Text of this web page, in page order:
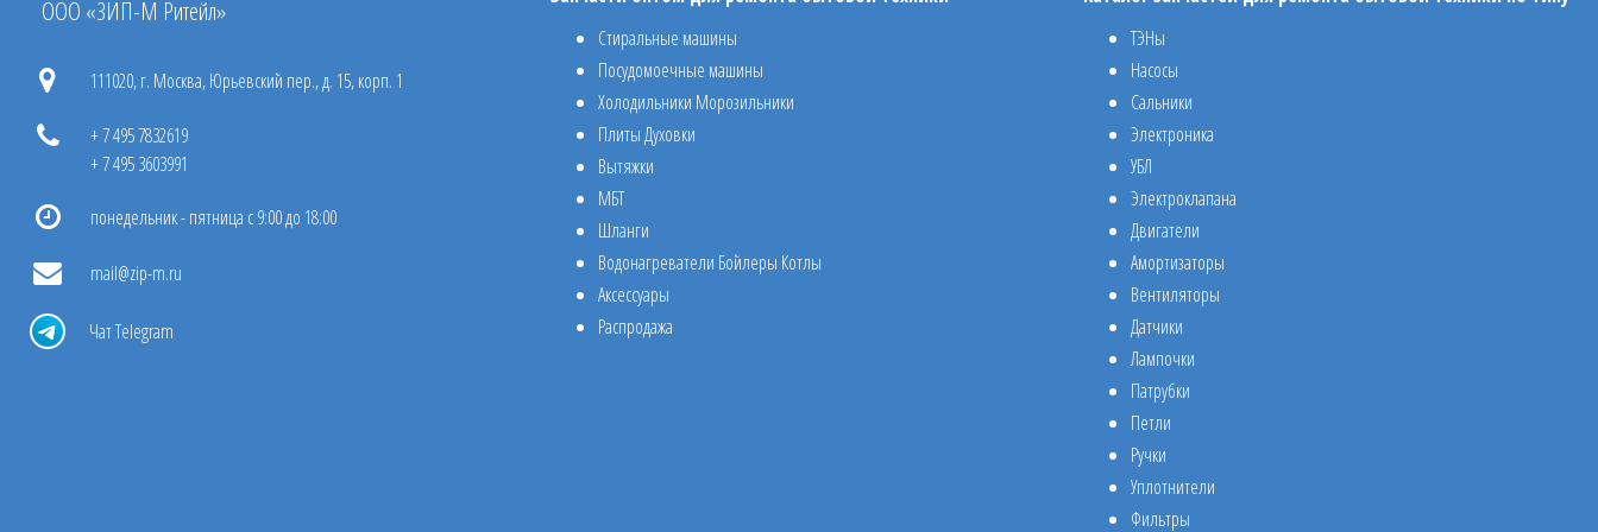
ООО «ЗИП-М Ритейл»
111020, г. Москва, Юрьевский пер., д. 15, корп. 1
+ 7 495 7832619
+ 7 495 3603991
понедельник - пятница с 9:00 до 18:00
mail@zip-m.ru
Чат Telegram
Стиральные машины
Посудомоечные машины
Холодильники Морозильники
Плиты Духовки
Вытяжки
МБТ
Шланги
Водонагреватели Бойлеры Котлы
Аксессуары
Распродажа
ТЭНы
Насосы
Сальники
Электроника
УБЛ
Электроклапана
Двигатели
Амортизаторы
Вентиляторы
Датчики
Лампочки
Патрубки
Петли
Ручки
Уплотнители
Фильтры